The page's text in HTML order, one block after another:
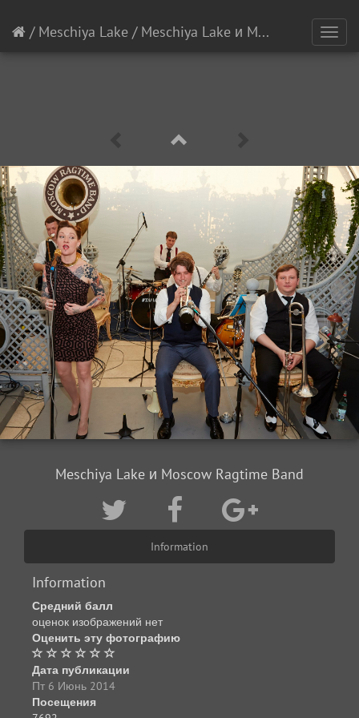
/ Meschiya Lake / Meschiya Lake и Moscow Ragtime Band
Meschiya Lake и Moscow Ragtime Band
Information
Information
Средний балл
оценок изображений нет
Оценить эту фотографию
Дата публикации
Пт 6 Июнь 2014
Посещения